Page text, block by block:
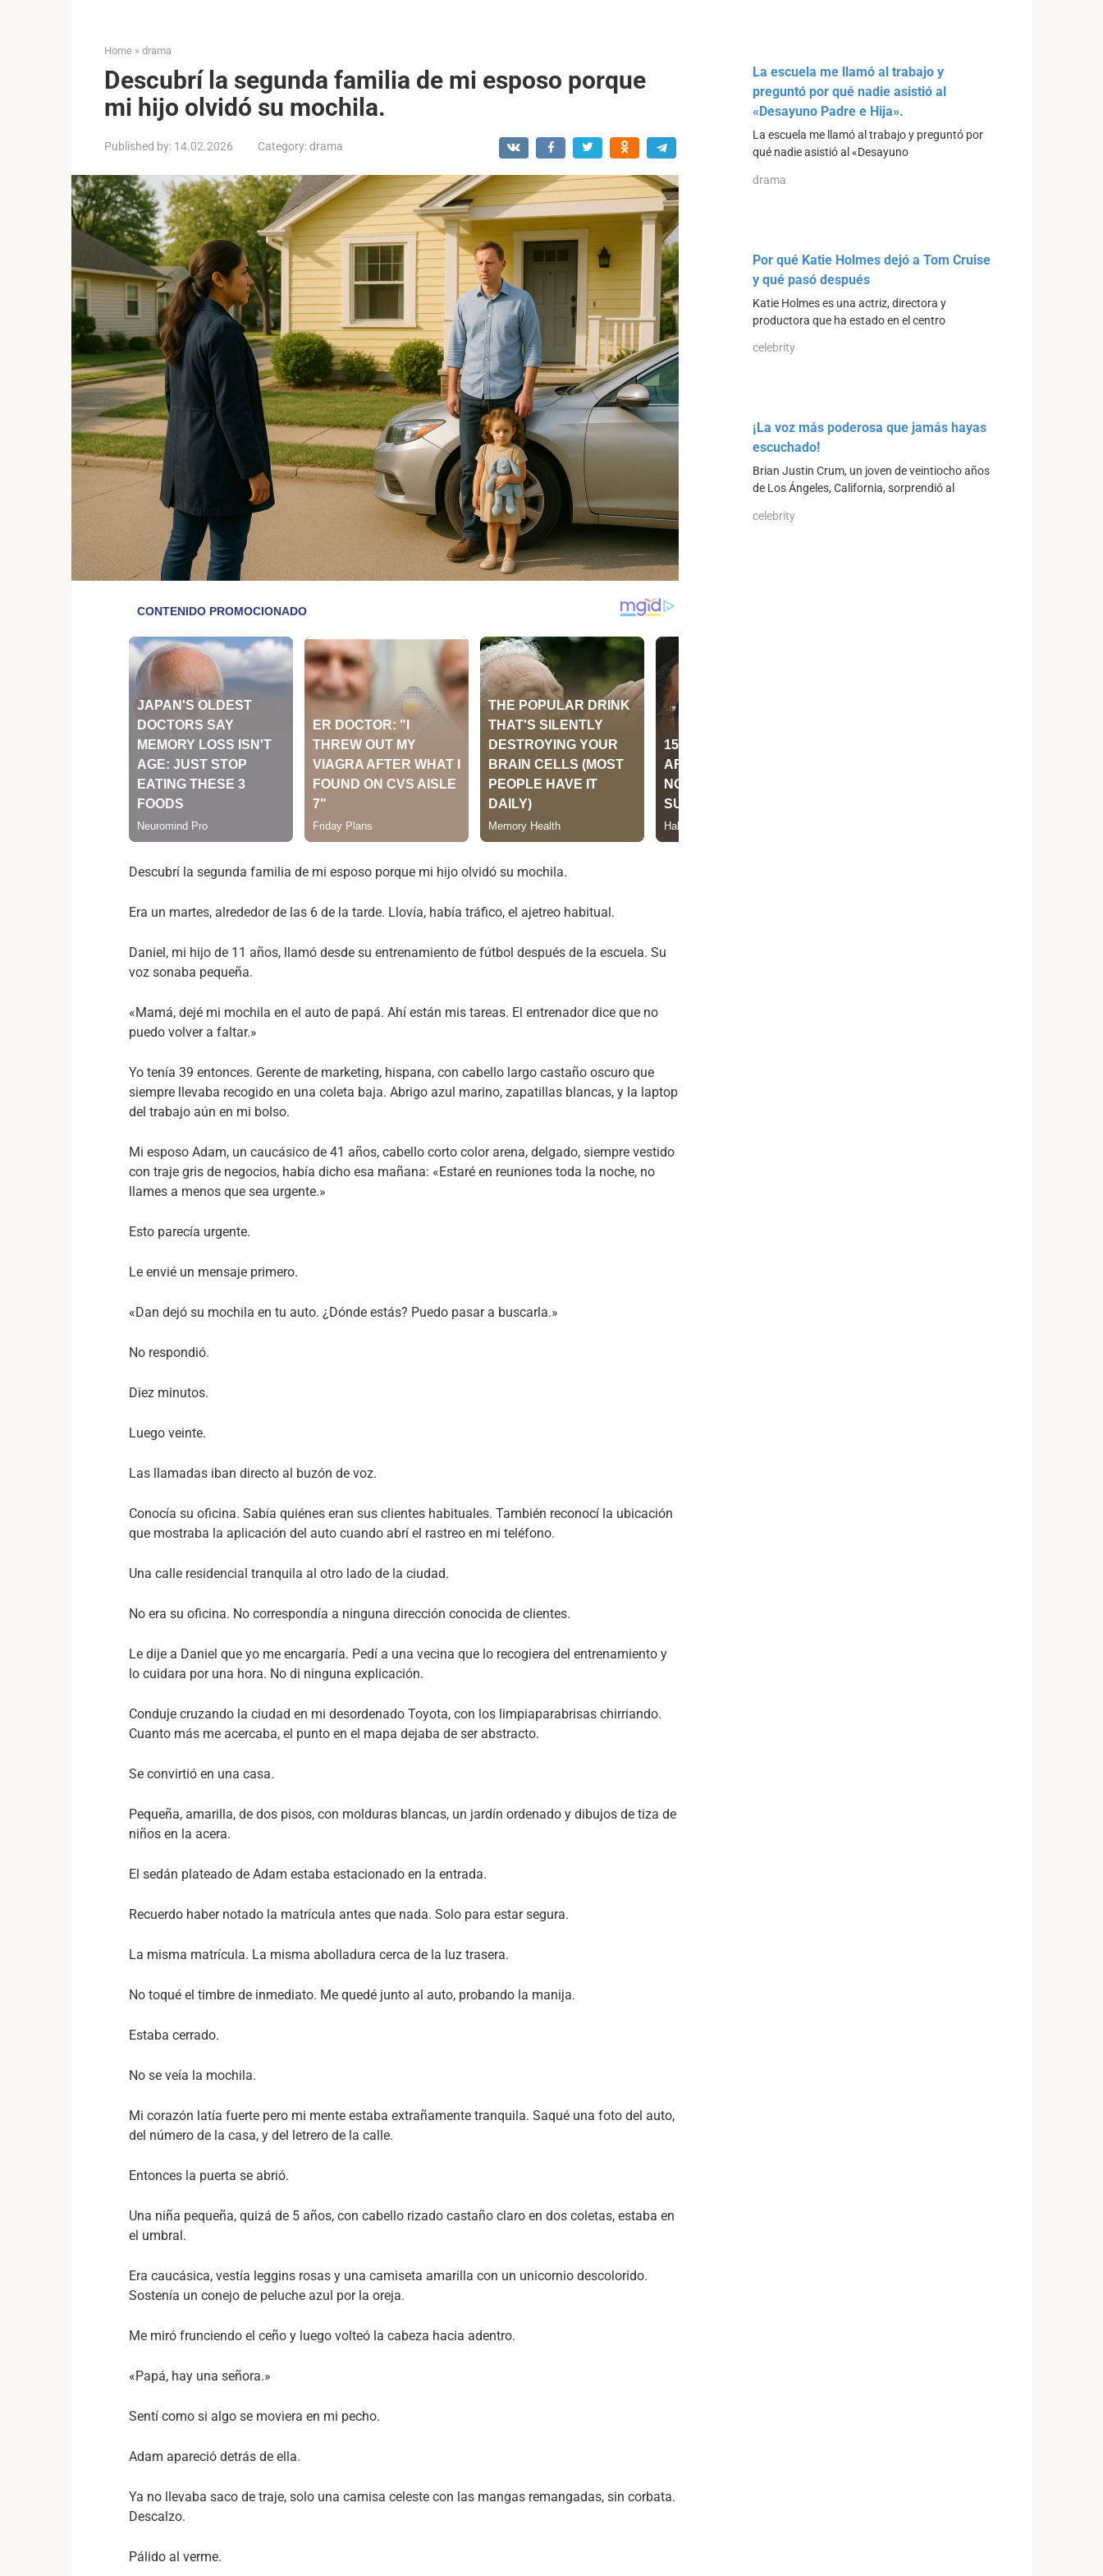
Home » drama
Descubrí la segunda familia de mi esposo porque
mi hijo olvidó su mochila.
Published by: 14.02.2026 Category:drama
Descubrí la segunda familia de mi esposo porque mi hijo olvidó su mochila.
Era un martes, alrededor de las 6 de la tarde. Llovía, había tráfico, el ajetreo habitual.
Daniel, mi hijo de 11 años, llamó desde su entrenamiento de fútbol después de la escuela. Su
voz sonaba pequeña.
«Mamá, dejé mi mochila en el auto de papá. Ahí están mis tareas. El entrenador dice que no
puedo volver a faltar.»
Yo tenía 39 entonces. Gerente de marketing, hispana, con cabello largo castaño oscuro que
siempre llevaba recogido en una coleta baja. Abrigo azul marino, zapatillas blancas, y la laptop
del trabajo aún en mi bolso.
Mi esposo Adam, un caucásico de 41 años, cabello corto color arena, delgado, siempre vestido
con traje gris de negocios, había dicho esa mañana: «Estaré en reuniones toda la noche, no
llames a menos que sea urgente.»
Esto parecía urgente.
Le envié un mensaje primero.
«Dan dejó su mochila en tu auto. ¿Dónde estás? Puedo pasar a buscarla.»
No respondió.
Diez minutos.
Luego veinte.
Las llamadas iban directo al buzón de voz.
Conocía su oficina. Sabía quiénes eran sus clientes habituales. También reconocí la ubicación
que mostraba la aplicación del auto cuando abrí el rastreo en mi teléfono.
Una calle residencial tranquila al otro lado de la ciudad.
No era su oficina. No correspondía a ninguna dirección conocida de clientes.
Le dije a Daniel que yo me encargaría. Pedí a una vecina que lo recogiera del entrenamiento y
lo cuidara por una hora. No di ninguna explicación.
Conduje cruzando la ciudad en mi desordenado Toyota, con los limpiaparabrisas chirriando.
Cuanto más me acercaba, el punto en el mapa dejaba de ser abstracto.
Se convirtió en una casa.
Pequeña, amarilla, de dos pisos, con molduras blancas, un jardín ordenado y dibujos de tiza de
niños en la acera.
El sedán plateado de Adam estaba estacionado en la entrada.
Recuerdo haber notado la matrícula antes que nada. Solo para estar segura.
La misma matrícula. La misma abolladura cerca de la luz trasera.
No toqué el timbre de inmediato. Me quedé junto al auto, probando la manija.
Estaba cerrado.
No se veía la mochila.
Mi corazón latía fuerte pero mi mente estaba extrañamente tranquila. Saqué una foto del auto,
del número de la casa, y del letrero de la calle.
Entonces la puerta se abrió.
Una niña pequeña, quizá de 5 años, con cabello rizado castaño claro en dos coletas, estaba en
el umbral.
Era caucásica, vestía leggins rosas y una camiseta amarilla con un unicornio descolorido.
Sostenía un conejo de peluche azul por la oreja.
Me miró frunciendo el ceño y luego volteó la cabeza hacia adentro.
«Papá, hay una señora.»
Sentí como si algo se moviera en mi pecho.
Adam apareció detrás de ella.
Ya no llevaba saco de traje, solo una camisa celeste con las mangas remangadas, sin corbata.
Descalzo.
Pálido al verme.
La escuela me llamó al trabajo y
preguntó por qué nadie asistió al
«Desayuno Padre e Hija».
La escuela me llamó al trabajo y preguntó por
qué nadie asistió al «Desayuno
drama
Por qué Katie Holmes dejó a Tom Cruise
y qué pasó después
Katie Holmes es una actriz, directora y
productora que ha estado en el centro
celebrity
¡La voz más poderosa que jamás hayas
escuchado!
Brian Justin Crum, un joven de veintiocho años
de Los Ángeles, California, sorprendió al
celebrity